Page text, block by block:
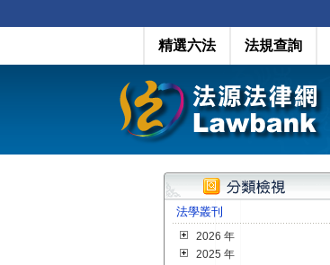
精選六法 法規查詢
法學叢刊
2026 年
2025 年